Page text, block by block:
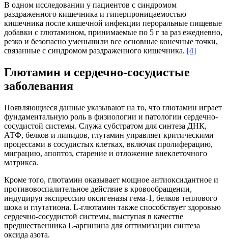
В одном исследовании у пациентов с синдромом
раздраженного кишечника и гиперпроницаемостью
кишечника после кишечной инфекции пероральные пищевые
добавки с глютамином, принимаемые по 5 г за раз ежедневно,
резко и безопасно уменьшили все основные конечные точки,
связанные с синдромом раздраженного кишечника. [4]
Глютамин и сердечно-сосудистые
заболевания
Появляющиеся данные указывают на то, что глютамин играет
фундаментальную роль в физиологии и патологии сердечно-
сосудистой системы. Служа субстратом для синтеза ДНК,
АТФ, белков и липидов, глутамин управляет критическими
процессами в сосудистых клетках, включая пролиферацию,
миграцию, апоптоз, старение и отложение внеклеточного
матрикса.
Кроме того, глютамин оказывает мощное антиоксидантное и
противовоспалительное действие в кровообращении,
индуцируя экспрессию оксигеназы гема-1, белков теплового
шока и глутатиона. L-глютамин также способствует здоровью
сердечно-сосудистой системы, выступая в качестве
предшественника L-аргинина для оптимизации синтеза
оксида азота.